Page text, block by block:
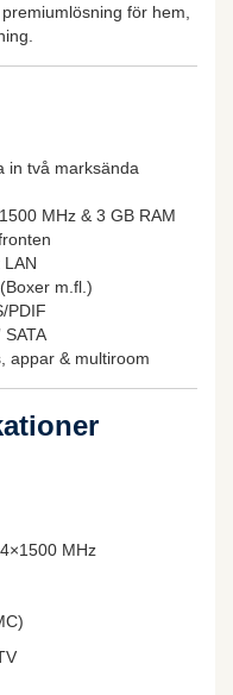
för hem,
in två marksända
MHz & 3 GB RAM
m.fl.)
PDIF
appar & multiroom
MHz